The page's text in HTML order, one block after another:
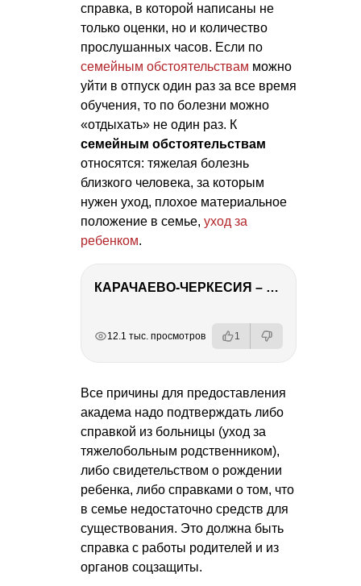
справка, в которой написаны не
только оценки, но и количество
прослушанных часов. Если по
семейным обстоятельствам можно
уйти в отпуск один раз за все время
обучения, то по болезни можно
«отдыхать» не один раз. К
семейным обстоятельствам
относятся: тяжелая болезнь
близкого человека, за которым
нужен уход, плохое материальное
положение в семье, уход за
ребенком.
КАРАЧАЕВО-ЧЕРКЕСИЯ – ПУТЕШЕСТВИЕ НА КАВКАЗ часть 2
12.1 тыс. просмотров 1
Все причины для предоставления
академа надо подтверждать либо
справкой из больницы (уход за
тяжелобольным родственником),
либо свидетельством о рождении
ребенка, либо справками о том, что
в семье недостаточно средств для
существования. Это должна быть
справка с работы родителей и из
органов соцзащиты.